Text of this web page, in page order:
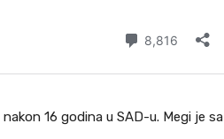
nakon 16 godina u SAD-u. Megi je sa